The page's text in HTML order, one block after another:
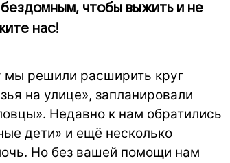
чтобы выжить и не
нас!
мы решили расширить круг
на улице», запланировали
Недавно к нам обратились
дети» и ещё несколько
Но без вашей помощи нам